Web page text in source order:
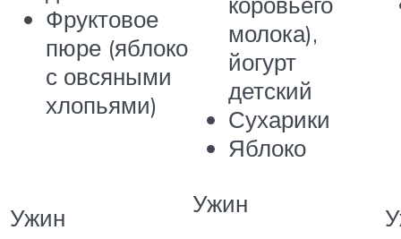
Фруктовое
пюре (яблоко
с овсяными
хлопьями)
молока),
йогурт
детский
Сухарики
Яблоко
Ужин
Ужин